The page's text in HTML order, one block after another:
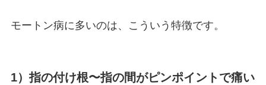
モートン病に多いのは、こういう特徴です。
1）指の付け根〜指の間がピンポイントで痛い